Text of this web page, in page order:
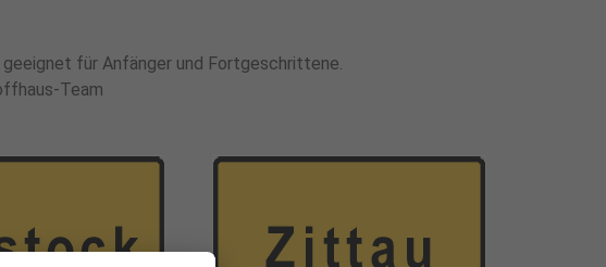
geeignet für Anfänger und Fortgeschrittene.
Team